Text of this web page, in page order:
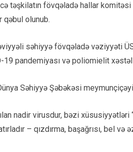
təşkilatın fövqəladə hallar
qəbul olunub.
səhiyyə fövqəladə vəziyyəti
19 pandemiyası və poliomielit
Səhiyyə Şəbəkəsi
nadir virusdur, bəzi xüsusiyyətləri
– qızdırma, başağrısı, bel